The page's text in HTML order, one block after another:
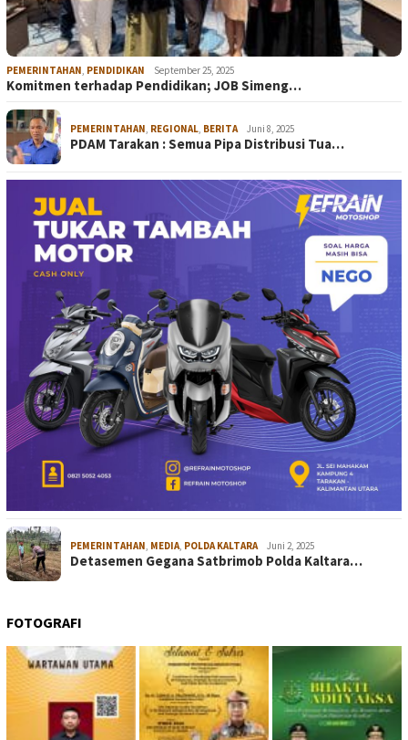
PEMERINTAHAN PENDIDIKAN September 25, 2025
Komitmen terhadap Pendidikan; JOB Simeng…
PEMERINTAHAN REGIONAL BERITA Juni 8, 2025
PDAM Tarakan : Semua Pipa Distribusi Tua…
PEMERINTAHAN, MEDIA, POLDA KALTARA Juni 2, 2025
Detasemen Gegana Satbrimob Polda Kaltara…
FOTOGRAFI